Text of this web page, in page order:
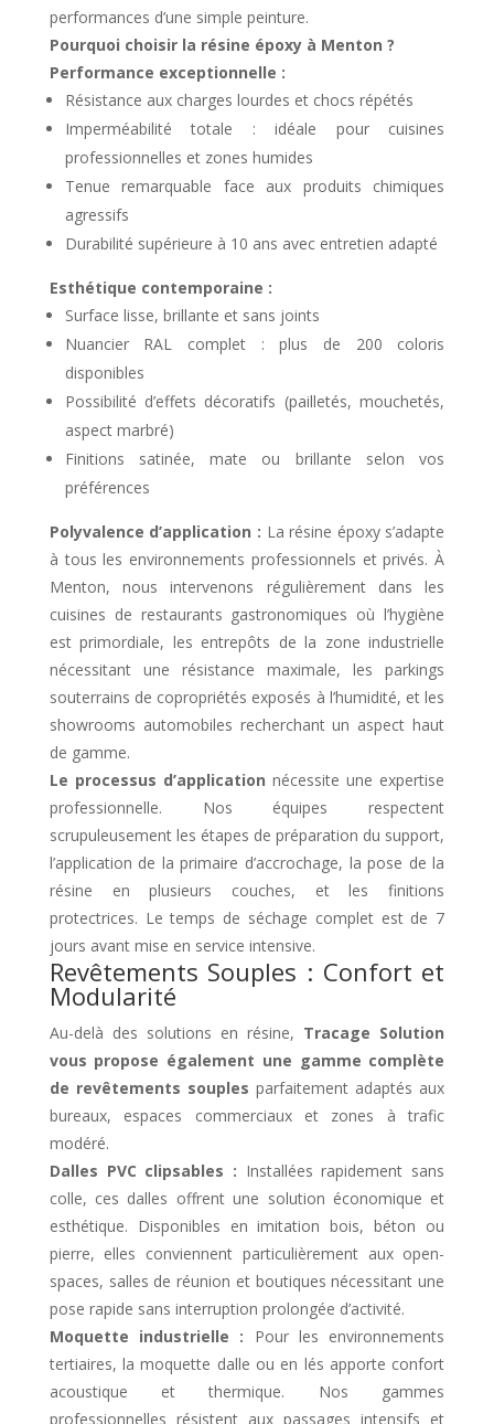
performances d’une simple peinture.
Pourquoi choisir la résine époxy à Menton ?
Performance exceptionnelle :
Résistance aux charges lourdes et chocs répétés
Imperméabilité totale : idéale pour cuisines
professionnelles et zones humides
Tenue remarquable face aux produits chimiques
agressifs
Durabilité supérieure à 10 ans avec entretien adapté
Esthétique contemporaine :
Surface lisse, brillante et sans joints
Nuancier RAL complet : plus de 200 coloris
disponibles
Possibilité d’effets décoratifs (pailletés, mouchetés,
aspect marbré)
Finitions satinée, mate ou brillante selon vos
préférences
Polyvalence d’application : La résine époxy s’adapte
à tous les environnements professionnels et privés. À
Menton, nous intervenons régulièrement dans les
cuisines de restaurants gastronomiques où l’hygiène
est primordiale, les entrepôts de la zone industrielle
nécessitant une résistance maximale, les parkings
souterrains de copropriétés exposés à l’humidité, et les
showrooms automobiles recherchant un aspect haut
de gamme.
Le processus d’application nécessite une expertise
professionnelle. Nos équipes respectent
scrupuleusement les étapes de préparation du support,
l’application de la primaire d’accrochage, la pose de la
résine en plusieurs couches, et les finitions
protectrices. Le temps de séchage complet est de 7
jours avant mise en service intensive.
Revêtements Souples : Confort et
Modularité
Au-delà des solutions en résine, Tracage Solution
vous propose également une gamme complète
de revêtements souples parfaitement adaptés aux
bureaux, espaces commerciaux et zones à trafic
modéré.
Dalles PVC clipsables : Installées rapidement sans
colle, ces dalles offrent une solution économique et
esthétique. Disponibles en imitation bois, béton ou
pierre, elles conviennent particulièrement aux open-
spaces, salles de réunion et boutiques nécessitant une
pose rapide sans interruption prolongée d’activité.
Moquette industrielle : Pour les environnements
tertiaires, la moquette dalle ou en lés apporte confort
acoustique et thermique. Nos gammes
professionnelles résistent aux passages intensifs et